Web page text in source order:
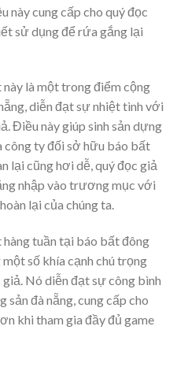
này cung cấp cho quý đọc
sử dụng để rứa gắng lại
là một trong điểm cộng
diễn đạt sự nhiệt tình với
Điều này giúp sinh sản dựng
công ty đối sở hữu báo bất
lại cũng hơi dễ, quý đọc giả
nhập vào trương mục với
lại của chúng ta.
tuần tại báo bất đông
số khía cạnh chú trọng
Nó diễn đạt sự công bình
đà nẵng, cung cấp cho
khi tham gia đầy đủ game